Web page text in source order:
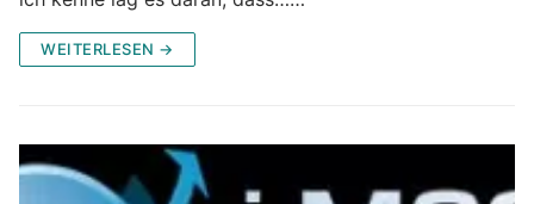
WEITERLESEN →